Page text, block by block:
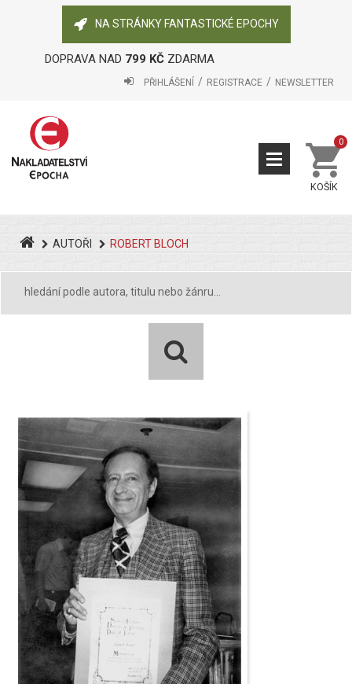
NA STRÁNKY FANTASTICKÉ EPOCHY
DOPRAVA NAD 799 KČZDARMA
PŘIHLÁŠENÍ REGISTRACE NEWSLETTER
KOŠÍK
0
AUTOŘI ROBERT BLOCH